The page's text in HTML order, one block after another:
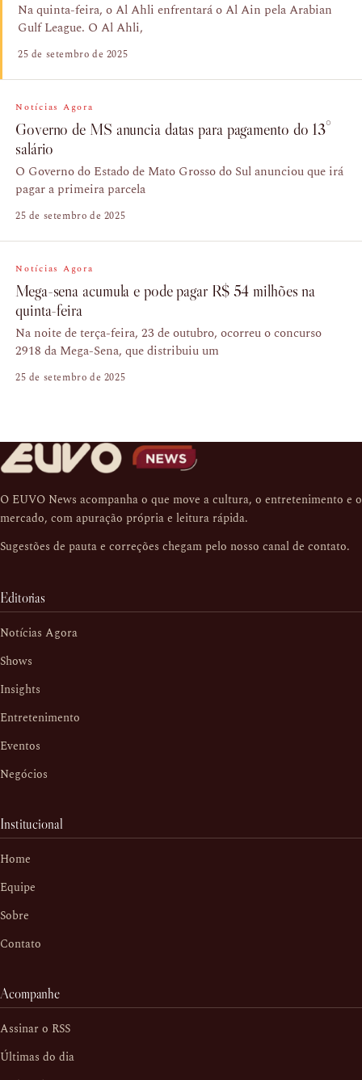
Na quinta-feira, o Al Ahli enfrentará o Al Ain pela Arabian
Gulf League. O Al Ahli,
25 de setembro de 2025
Notícias Agora
Governo de MS anuncia datas para pagamento do 13°
salário
O Governo do Estado de Mato Grosso do Sul anunciou que irá
pagar a primeira parcela
25 de setembro de 2025
Notícias Agora
Mega-sena acumula e pode pagar R$ 54 milhões na
quinta-feira
Na noite de terça-feira, 23 de outubro, ocorreu o concurso
2918 da Mega-Sena, que distribuiu um
25 de setembro de 2025
O EUVO News acompanha o que move a cultura, o entretenimento e o
mercado, com apuração própria e leitura rápida.
Sugestões de pauta e correções chegam pelo nosso canal de contato.
Editorias
Notícias Agora
Shows
Insights
Entretenimento
Eventos
Negócios
Institucional
Home
Equipe
Sobre
Contato
Acompanhe
Assinar o RSS
Últimas do dia